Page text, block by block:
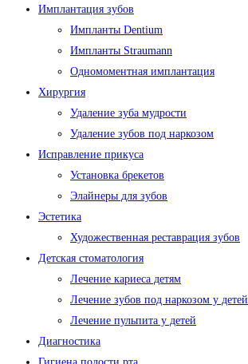
Имплантация зубов
Импланты Dentium
Импланты Straumann
Одномоментная имплантация
Хирургия
Удаление зуба мудрости
Удаление зубов под наркозом
Исправление прикуса
Установка брекетов
Элайнеры для зубов
Эстетика
Художественная реставрация зубов
Детская стоматология
Лечение кариеса детям
Лечение зубов под наркозом у детей
Лечение пульпита у детей
Диагностика
Гигиена полости рта